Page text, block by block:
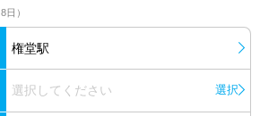
日）
権堂駅
選択してください 選択